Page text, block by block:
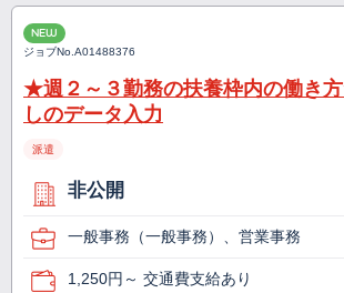
NEW
ジョブNo.A01488376
★週２～３勤務の扶養枠内の働き
しのデータ入力
派遣
非公開
一般事務（一般事務）、営業事務
1,250円～ 交通費支給あり